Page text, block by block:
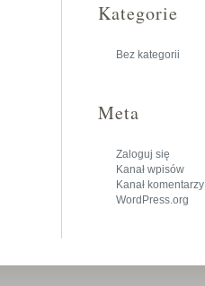
Kategorie
Bez kategorii
Meta
Zaloguj się
Kanał wpisów
Kanał komentarzy
WordPress.org